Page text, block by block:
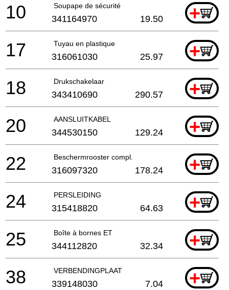
Soupape de sécurité +
10 341164970 19.50
Tuyau en plastique +
17 316061030 25.97
Drukschakelaar +
18 343410690 290.57
AANSLUITKABEL +
20 344530150 129.24
Beschermrooster compl. +
22 316097320 178.24
PERSLEIDING +
24 315418820 64.63
Boîte à bornes ET +
25 344112820 32.34
VERBENDINGPLAAT +
38 339148030 7.04